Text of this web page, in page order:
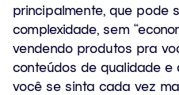
principalmente, que pode
complexidade, sem
vendendo produtos pra
conteúdos de qualidade
você se sinta cada vez